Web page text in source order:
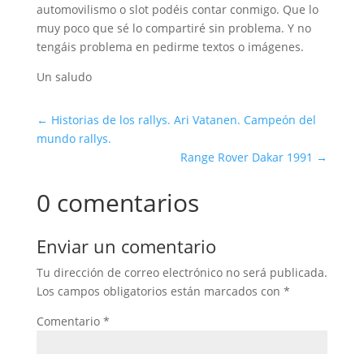
automovilismo o slot podéis contar conmigo. Que lo
muy poco que sé lo compartiré sin problema. Y no
tengáis problema en pedirme textos o imágenes.
Un saludo
← Historias de los rallys. Ari Vatanen. Campeón del
mundo rallys.
Range Rover Dakar 1991 →
0 comentarios
Enviar un comentario
Tu dirección de correo electrónico no será publicada.
Los campos obligatorios están marcados con *
Comentario *